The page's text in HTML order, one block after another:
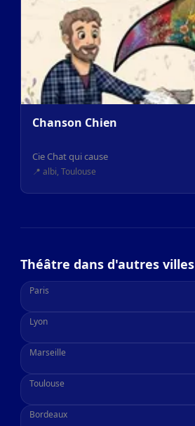
Chanson Chien
Cie Chat qui cause
📍 albi, Toulouse
Théâtre dans d'autres villes
Paris
Lyon
Marseille
Toulouse
Bordeaux